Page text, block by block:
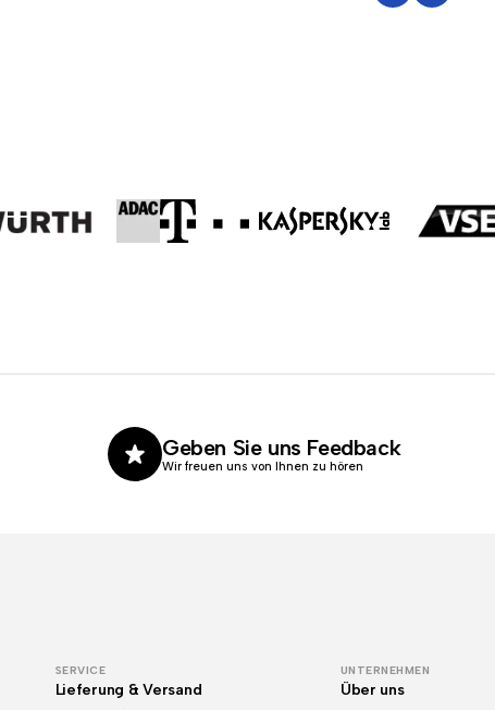
Geben Sie uns Feedback
Wir freuen uns von Ihnen zu hören
SERVICE
Lieferung & Versand
UNTERNEHMEN
Über uns